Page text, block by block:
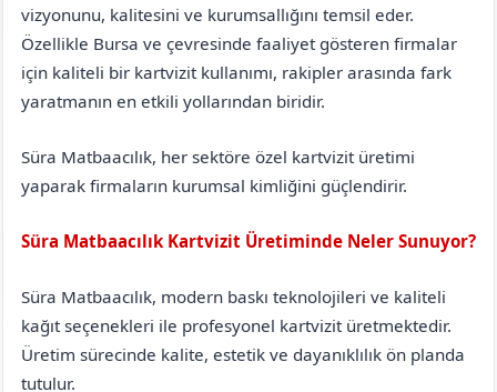
vizyonunu, kalitesini ve kurumsallığını temsil eder.
Özellikle Bursa ve çevresinde faaliyet gösteren firmalar
için kaliteli bir kartvizit kullanımı, rakipler arasında fark
yaratmanın en etkili yollarından biridir.
Süra Matbaacılık, her sektöre özel kartvizit üretimi
yaparak firmaların kurumsal kimliğini güçlendirir.
Süra Matbaacılık Kartvizit Üretiminde Neler Sunuyor?
Süra Matbaacılık, modern baskı teknolojileri ve kaliteli
kağıt seçenekleri ile profesyonel kartvizit üretmektedir.
Üretim sürecinde kalite, estetik ve dayanıklılık ön planda
tutulur.